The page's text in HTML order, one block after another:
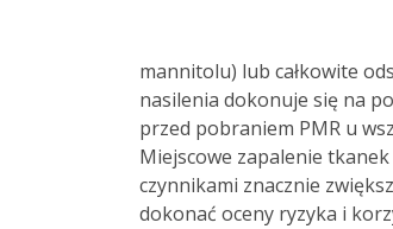
mannitolu) lub całkowite
nasilenia dokonuje się na
przed pobraniem PMR u
Miejscowe zapalenie
czynnikami znacznie
dokonać oceny ryzyka i